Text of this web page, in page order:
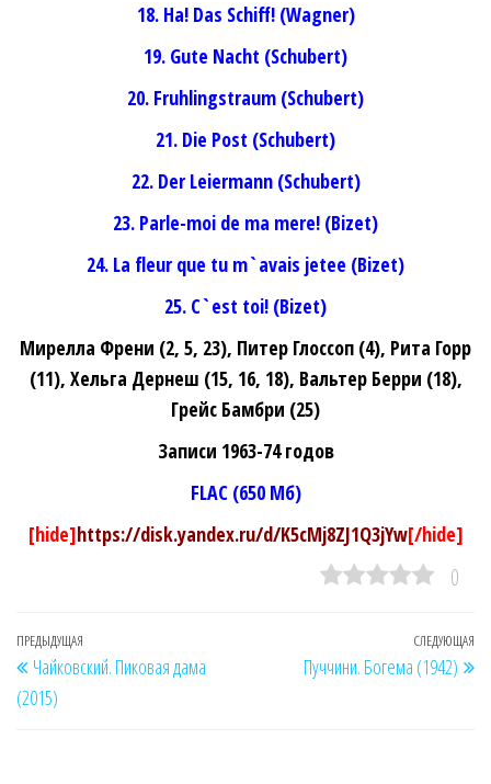
18. Ha! Das Schiff! (Wagner)
19. Gute Nacht (Schubert)
20. Fruhlingstraum (Schubert)
21. Die Post (Schubert)
22. Der Leiermann (Schubert)
23. Parle-moi de ma mere! (Bizet)
24. La fleur que tu m`avais jetee (Bizet)
25. C`est toi! (Bizet)
Мирелла Френи (2, 5, 23), Питер Глоссоп (4), Рита Горр
(11), Хельга Дернеш (15, 16, 18), Вальтер Берри (18),
Грейс Бамбри (25)
Записи 1963-74 годов
FLAC (650 Мб)
[hide]https://disk.yandex.ru/d/K5cMj8ZJ1Q3jYw[/hide]
0
Навигация
по
записям
Предыдущая
запись
ПРЕДЫДУЩАЯ
Чайковский. Пиковая дама
(2015)
СЛЕДУЮЩАЯ
Пуччини. Богема (1942)